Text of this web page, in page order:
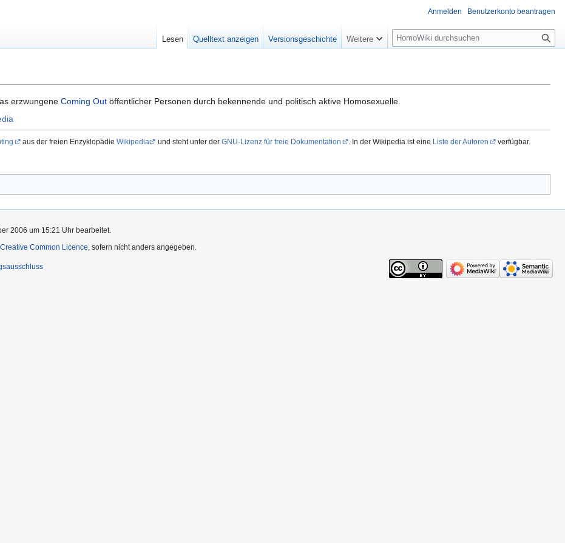
erzwungene Coming Out öffentlicher Personen durch bekennende und politisch aktive Homosexuelle.
aus der freien Enzyklopädie Wikipedia und steht unter derGNU-Lizenz für freie Dokumentation . In der Wikipedia ist eine Liste der Autoren verfügbar.
Anmelden Benutzerkonto beantragen
Lesen Quelltext anzeigen Versionsgeschichte Weitere
Suche
2006 um 15:21 Uhr bearbeitet.
Creative Common Licence, sofern nicht anders angegeben.